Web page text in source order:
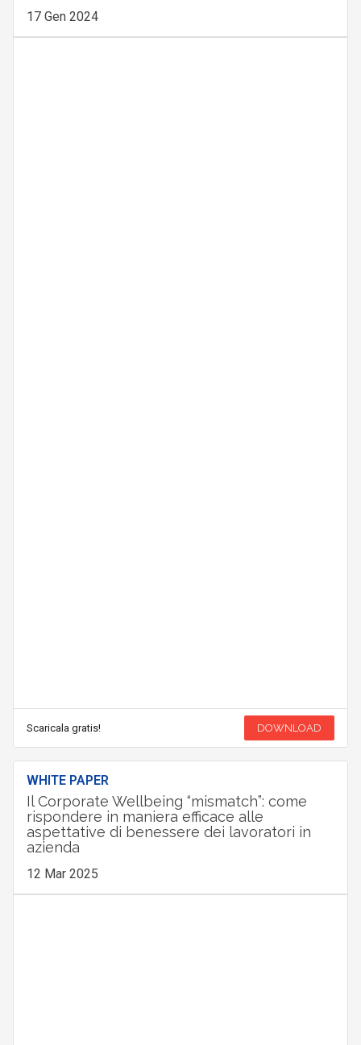
17 Gen 2024
Scaricala gratis! DOWNLOAD
WHITE PAPER
Il Corporate Wellbeing “mismatch”: come
rispondere in maniera efficace alle
aspettative di benessere dei lavoratori in
azienda
12 Mar 2025